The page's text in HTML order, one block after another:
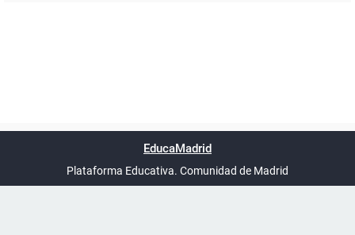
UTC+02:00
phpBB España
EducaMadrid
Plataforma Educativa. Comunidad de Madrid